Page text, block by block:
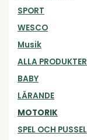
SPORT
WESCO
Musik
ALLA PRODUKTER
BABY
LÄRANDE
MOTORIK
SPEL OCH PUSSEL